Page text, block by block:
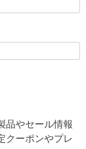
品やセール情報
クーポンやプレ